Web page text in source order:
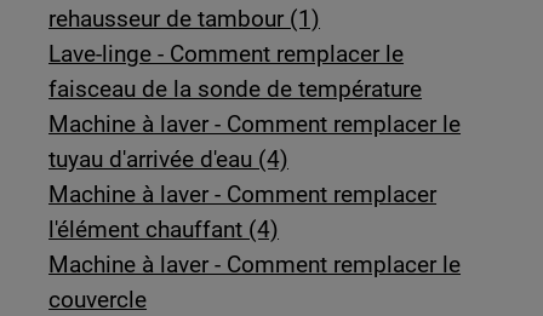
rehausseur de tambour (1)
Lave-linge - Comment remplacer le
faisceau de la sonde de température
Machine à laver - Comment remplacer le
tuyau d'arrivée d'eau (4)
Machine à laver - Comment remplacer
l'élément chauffant (4)
Machine à laver - Comment remplacer le
couvercle